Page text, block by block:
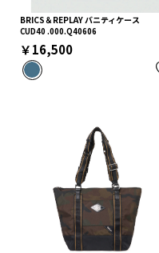
BRICS＆REPLAY バニティケース
CUD40 .000.Q40606
￥16,500